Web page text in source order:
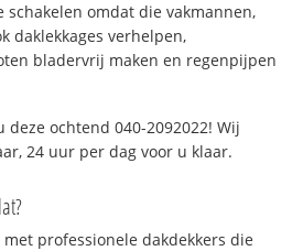
omdat die vakmannen,
daklekkages verhelpen,
bladervrij maken en regenpijpen
deze ochtend 040-2092022! Wij
24 uur per dag voor u klaar.
professionele dakdekkers die